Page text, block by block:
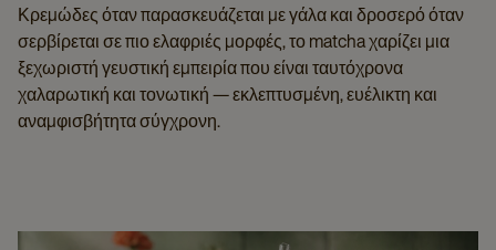
Κρεμώδες όταν παρασκευάζεται με γάλα και δροσερό όταν
σερβίρεται σε πιο ελαφριές μορφές, το matcha χαρίζει μια
ξεχωριστή γευστική εμπειρία που είναι ταυτόχρονα
χαλαρωτική και τονωτική — εκλεπτυσμένη, ευέλικτη και
αναμφισβήτητα σύγχρονη.